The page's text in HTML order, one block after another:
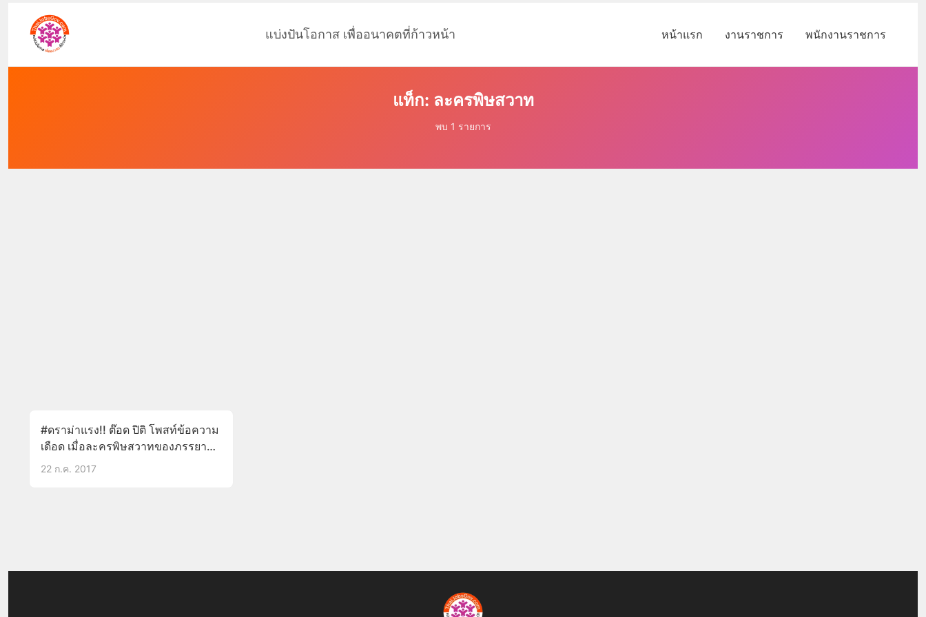
แบ่งปันโอกาส เพื่ออนาคตที่ก้าวหน้า หน้าแรก งานราชการ พนักงานราชการ
แท็ก: ละครพิษสวาท
พบ 1 รายการ
#ดราม่าแรง!! ต๊อด ปิติ โพสท์ข้อความ
เดือด เมื่อละครพิษสวาทของภรรยา
สาว ไม่ได้ทำรับรางวัล “นาฎราช”
22 ก.ค. 2017